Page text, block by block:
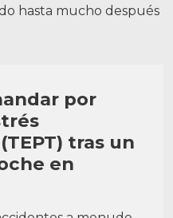
hasta mucho después
por
tras un
en